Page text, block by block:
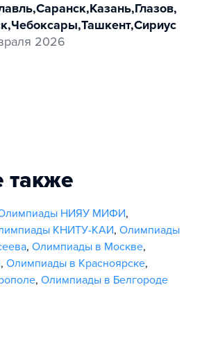
,Саранск,Казань,Глазов,
,Чебоксары,Ташкент,Сириус
2026
также
НИЯУ МИФИ,
КНИТУ-КАИ, Олимпиады
, Олимпиады в Москве,
, Олимпиады в Красноярске,
, Олимпиады в Белгороде